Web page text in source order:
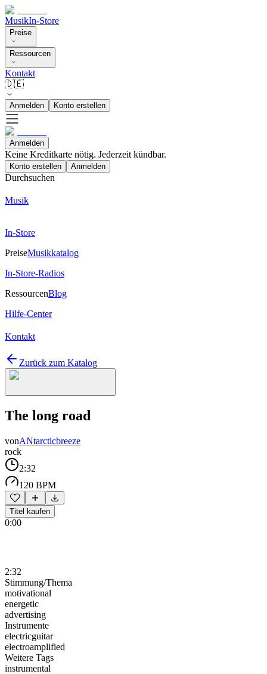
MusikIn-Store
Preise
Ressourcen
Kontakt
🇩🇪
Anmelden Konto erstellen
Anmelden
Keine Kreditkarte nötig. Jederzeit kündbar.
Konto erstellen Anmelden
Durchsuchen
Musik
In-Store
PreiseMusikkatalog
In-Store-Radios
RessourcenBlog
Hilfe-Center
Kontakt
Zurück zum Katalog
The long road
vonANtarcticbreeze
rock
2:32
120 BPM
Titel kaufen
0:00
2:32
Stimmung/Thema
motivational
energetic
advertising
Instrumente
electricguitar
electroamplified
Weitere Tags
instrumental